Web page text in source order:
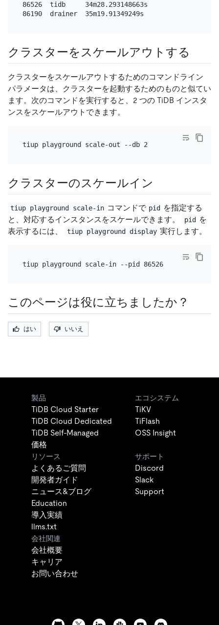
86526  tidb     34m28.293148663s
クラスターをスケールアウトする
クラスターをスケールアウトするためのコマンドライン
パラメータは、クラスターを起動するためのものと似てい
ます。次のコマンドを実行すると、2 つの TiDB インスタ
ンスをスケールアウトできます。
tiup playground scale-out --db 2
クラスターのスケールイン
tiup playground scale-in コマンドで pid
を指定する
と、対応するインスタンスをスケールできます。
pid
を
表示するには、
tiup playground display 実行します。
tiup playground scale-in --pid 86526
このページは役に立ちましたか？
はい いいえ
製品
TiDB Cloud Starter
TiDB Cloud Dedicated
TiDB Self-Managed
価格
エコシステム
TiKV
TiFlash
OSS Insight
リソース
よくあるご質問
開発者ガイド
ニュース&ブログ
Education
導入実績
llms.txt
サポート
Discord
Slack
Support
会社関連
会社概要
キャリア
お問い合わせ